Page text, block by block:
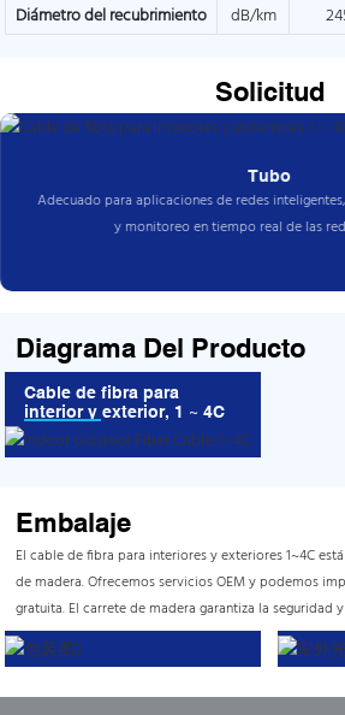
Diámetro del recubrimiento
dB/km
Solicitud
Tubo
Adecuado para aplicaciones de redes
y monitoreo en tiempo real de las
Diagrama Del Producto
Cable de fibra para
interior y exterior, 1 ~ 4C
Embalaje
El cable de fibra para interiores y exteriores 1~4C
de madera. Ofrecemos servicios OEM y podemos
gratuita. El carrete de madera garantiza la seguridad